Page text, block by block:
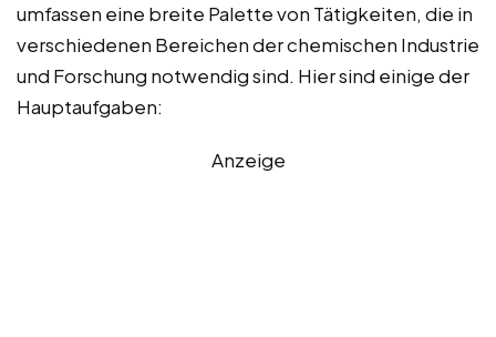
umfassen eine breite Palette von Tätigkeiten, die in
verschiedenen Bereichen der chemischen Industrie
und Forschung notwendig sind. Hier sind einige der
Hauptaufgaben:
Anzeige